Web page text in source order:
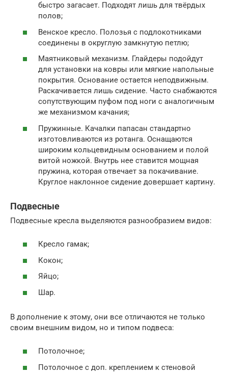
быстро загасает. Подходят лишь для твёрдых
полов;
Венское кресло. Полозья с подлокотниками
соединены в округлую замкнутую петлю;
Маятниковый механизм. Глайдеры подойдут
для установки на ковры или мягкие напольные
покрытия. Основание остается неподвижным.
Раскачивается лишь сидение. Часто снабжаются
сопутствующим пуфом под ноги с аналогичным
же механизмом качания;
Пружинные. Качалки папасан стандартно
изготовливаются из ротанга. Оснащаются
широким кольцевидным основанием и полой
витой ножкой. Внутрь нее ставится мощная
пружина, которая отвечает за покачивание.
Круглое наклонное сидение довершает картину.
Подвесные
Подвесные кресла выделяются разнообразием видов:
Кресло гамак;
Кокон;
Яйцо;
Шар.
В дополнение к этому, они все отличаются не только
своим внешним видом, но и типом подвеса:
Потолочное;
Потолочное с доп. креплением к стеновой